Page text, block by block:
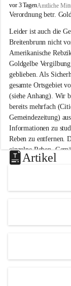
B
r
i
t
e
n
b
r
u
n
n
a
m
N
e
u
s
d
S
vor 3 TagenAmtliche
Verordnung betr.
Leider ist auch die
Breitenbrunn nicht
Amerikanische
Goldgelbe
geblieben. Als
gesamte Ortsgebiet
(siehe Anhang). Wir
bereits mehrfach
Gemeindezeitung)
Informationen zu
Reben zu entfernen.
einzelne Reben.
Weinbaugesetz sind
unzulässige
helfen wir
vor den
und den daraus
Maßnahmen
Rebe und der
Artikel